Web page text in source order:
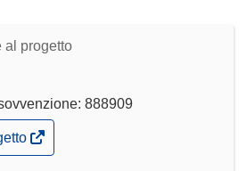
al progetto
888909